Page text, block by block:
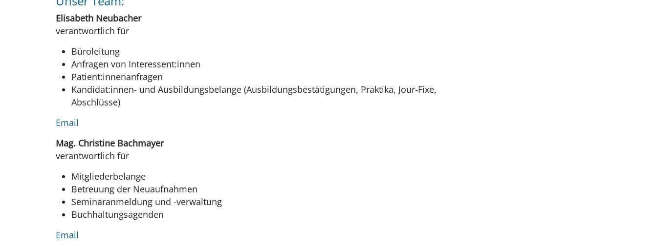
Elisabeth Neubacher
verantwortlich für
Büroleitung
Anfragen von Interessent:innen
Patient:innenanfragen
Kandidat:innen- und Ausbildungsbelange (Ausbildungsbestätigungen, Praktika, Jour-Fixe,
Abschlüsse)
Email
Mag. Christine Bachmayer
verantwortlich für
Mitgliederbelange
Betreuung der Neuaufnahmen
Seminaranmeldung und -verwaltung
Buchhaltungsagenden
Email